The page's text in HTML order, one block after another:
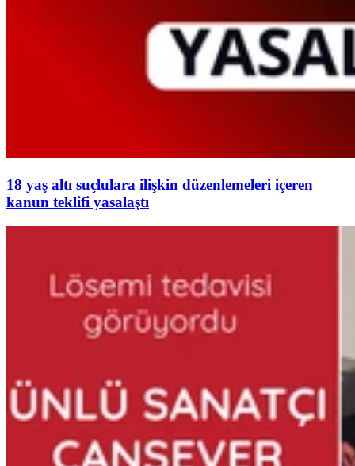
18 yaş altı suçlulara ilişkin düzenlemeleri içeren
kanun teklifi yasalaştı